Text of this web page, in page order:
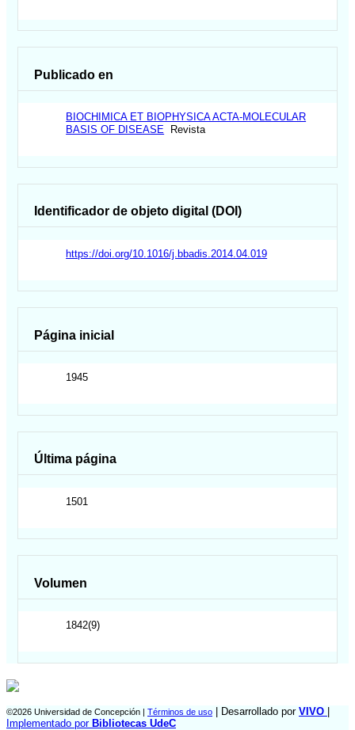
Publicado en
BIOCHIMICA ET BIOPHYSICA ACTA-MOLECULAR
BASIS OF DISEASE Revista
Identificador de objeto digital (DOI)
https://doi.org/10.1016/j.bbadis.2014.04.019
Página inicial
1945
Última página
1501
Volumen
1842(9)
©2026 Universidad de Concepción | Términos de uso | Desarrollado por VIVO
Implementado por Bibliotecas UdeC